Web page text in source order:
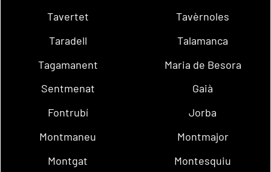
Tavertet
Tavèrnoles
Taradell
Talamanca
Tagamanent
Maria de Besora
Sentmenat
Gaià
Fontrubí
Jorba
Montmaneu
Montmajor
Montgat
Montesquiu